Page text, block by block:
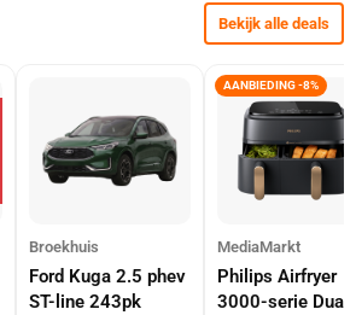
Bekijk alle deals
Broekhuis
Ford Kuga 2.5 phev
ST-line 243pk
AANBIEDING -8%
MediaMarkt
Philips Airfryer
3000-serie Dual